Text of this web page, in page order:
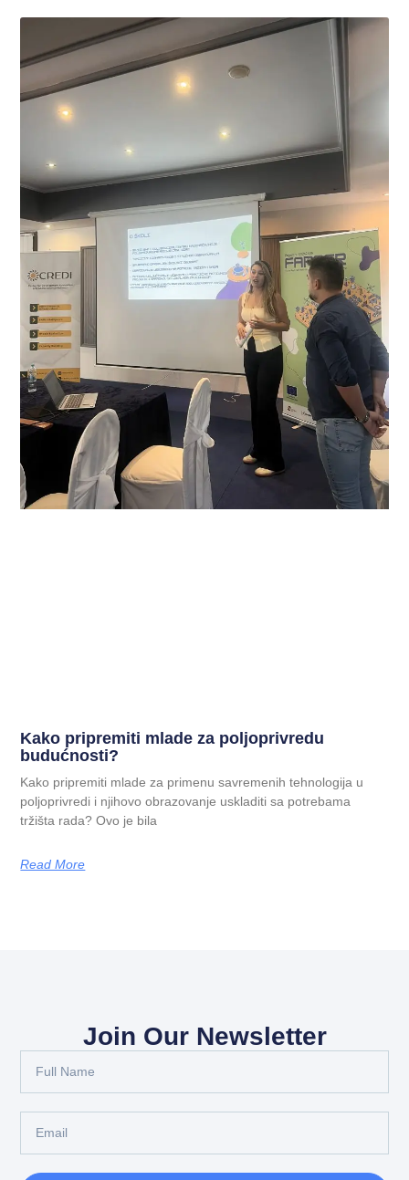
Kako pripremiti mlade za poljoprivredu
budućnosti?
Kako pripremiti mlade za primenu savremenih tehnologija u
poljoprivredi i njihovo obrazovanje uskladiti sa potrebama
tržišta rada? Ovo je bila
Read More
Join Our Newsletter